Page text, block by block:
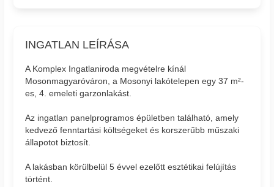
INGATLAN LEÍRÁSA
A Komplex Ingatlaniroda megvételre kínál
Mosonmagyaróváron, a Mosonyi lakótelepen egy 37 m²-
es, 4. emeleti garzonlakást.
Az ingatlan panelprogramos épületben található, amely
kedvező fenntartási költségeket és korszerűbb műszaki
állapotot biztosít.
A lakásban körülbelül 5 évvel ezelőtt esztétikai felújítás
történt.